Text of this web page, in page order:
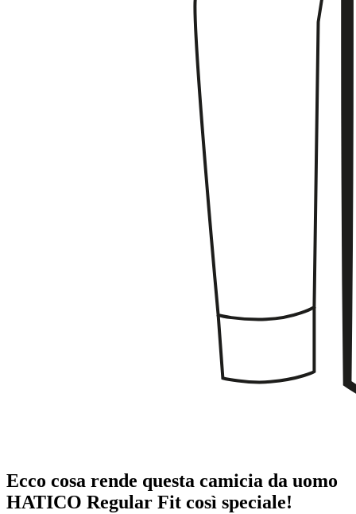
Ecco cosa rende questa camicia da uomo
HATICO Regular Fit così speciale!